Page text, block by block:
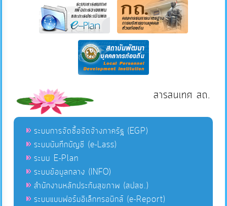
สารสนเทศ สถ.
ระบบการจัดซื้อจัดจ้างภาครัฐ (EGP)
ระบบบันทึกบัญชี (e-Lass)
ระบบ E-Plan
ระบบข้อมูลกลาง (INFO)
สำนักงานหลักประกันสุขภาพ (สปสช.)
ระบบแบบฟอร์มอิเล็กทรอนิกส์ (e-Report)